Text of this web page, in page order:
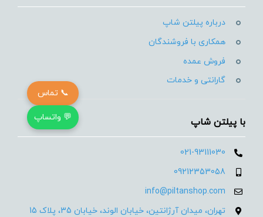
درباره پیلتن شاپ
همکاری با فروشندگان
فروش عمده
گارانتی و خدمات
با پیلتن شاپ
021-93111030
09212353058
info@piltanshop.com
تهران، میدان آرژانتین، خیابان الوند، خیابان 35، پلاک 15
📞 تماس
💬 واتساپ